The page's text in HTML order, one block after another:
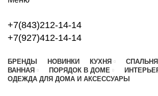
+7(843)212-14-14
+7(927)412-14-14
БРЕНДЫ НОВИНКИ КУХНЯ СПАЛЬНЯ
ВАННАЯ
ПОРЯДОК В ДОМЕ
ОДЕЖДА ДЛЯ ДОМА И АКСЕССУАРЫ